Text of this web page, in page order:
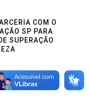
COM O
SP PARA
SUPERAÇÃO